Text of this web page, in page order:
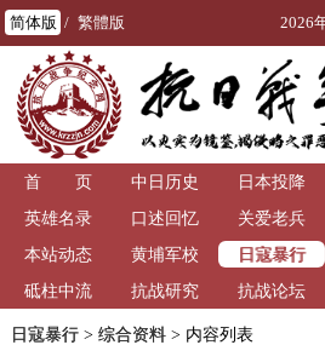
简体版 / 繁體版 2026
首 页 中日历史 日本投降
英雄名录
口述回忆 关爱老兵
本站动态
黄埔军校 日寇暴行
砥柱中流
抗战研究 抗战论坛
日寇暴行> 综合资料> 内容列表